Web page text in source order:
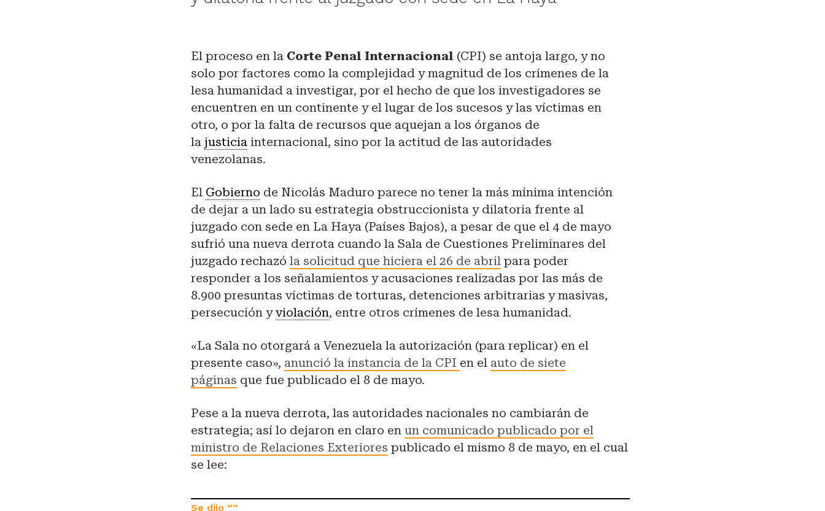
El proceso en la Corte Penal Internacional (CPI) se antoja largo, y no
solo por factores como la complejidad y magnitud de los crímenes de la
lesa humanidad a investigar, por el hecho de que los investigadores se
encuentren en un continente y el lugar de los sucesos y las víctimas en
otro, o por la falta de recursos que aquejan a los órganos de
lajusticia internacional, sino por la actitud de las autoridades
venezolanas.
El Gobierno de Nicolás Maduro parece no tener la más mínima intención
de dejar a un lado su estrategia obstruccionista y dilatoria frente al
juzgado con sede en La Haya (Países Bajos), a pesar de que el 4 de mayo
sufrió una nueva derrota cuando la Sala de Cuestiones Preliminares del
juzgado rechazóla solicitud que hiciera el 26 de abril para poder
responder a los señalamientos y acusaciones realizadas por las más de
8.900 presuntas víctimas de torturas, detenciones arbitrarias y masivas,
persecución yviolación, entre otros crímenes de lesa humanidad.
«La Sala no otorgará a Venezuela la autorización (para replicar) en el
presente caso», anunció la instancia de la CPI en el auto de siete
páginas que fue publicado el 8 de mayo.
Pese a la nueva derrota, las autoridades nacionales no cambiarán de
estrategia; así lo dejaron en claro enun comunicado publicado por el
ministro de Relaciones Exteriores publicado el mismo 8 de mayo, en el cual
se lee: